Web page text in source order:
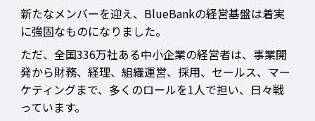
新たなメンバーを迎え、BlueBankの経営基盤は着実
に強固なものになりました。
ただ、全国336万社ある中小企業の経営者は、事業開
発から財務、経理、組織運営、採用、セールス、マー
ケティングまで、多くのロールを1人で担い、日々戦
っています。